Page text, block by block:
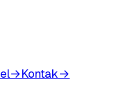
→Kontak→